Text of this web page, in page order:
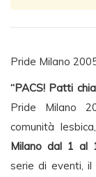
Pride Milano
“PACS! Patti
Pride Milano
comunità
Milano dal 1 al
serie di eventi, il